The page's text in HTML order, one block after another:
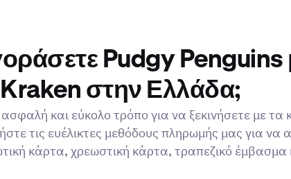
Pudgy Penguins
Kraken στην Ελλάδα;
και εύκολο τρόπο για να ξεκινήσετε με τα
τις ευέλικτες μεθόδους πληρωμής μας για να
κάρτα, χρεωστική κάρτα, τραπεζικό έμβασμα